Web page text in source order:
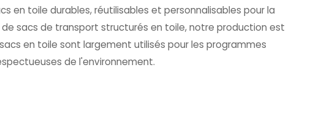
en toile durables, réutilisables et personnalisables pour la
sacs de transport structurés en toile, notre production est
en toile sont largement utilisés pour les programmes
de l'environnement.